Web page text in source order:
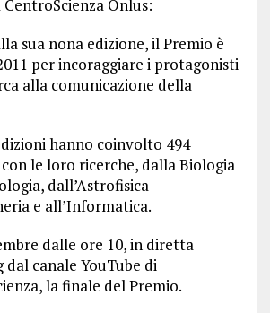
Onlus:
sua nona edizione, il Premio è
per incoraggiare i protagonisti
alla comunicazione della
hanno coinvolto 494
le loro ricerche, dalla Biologia
dall’Astrofisica
e all’Informatica.
dalle ore 10, in diretta
dal canale YouTube di
la finale del Premio.